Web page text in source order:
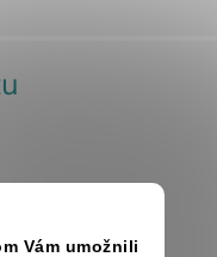
Vám umožnili